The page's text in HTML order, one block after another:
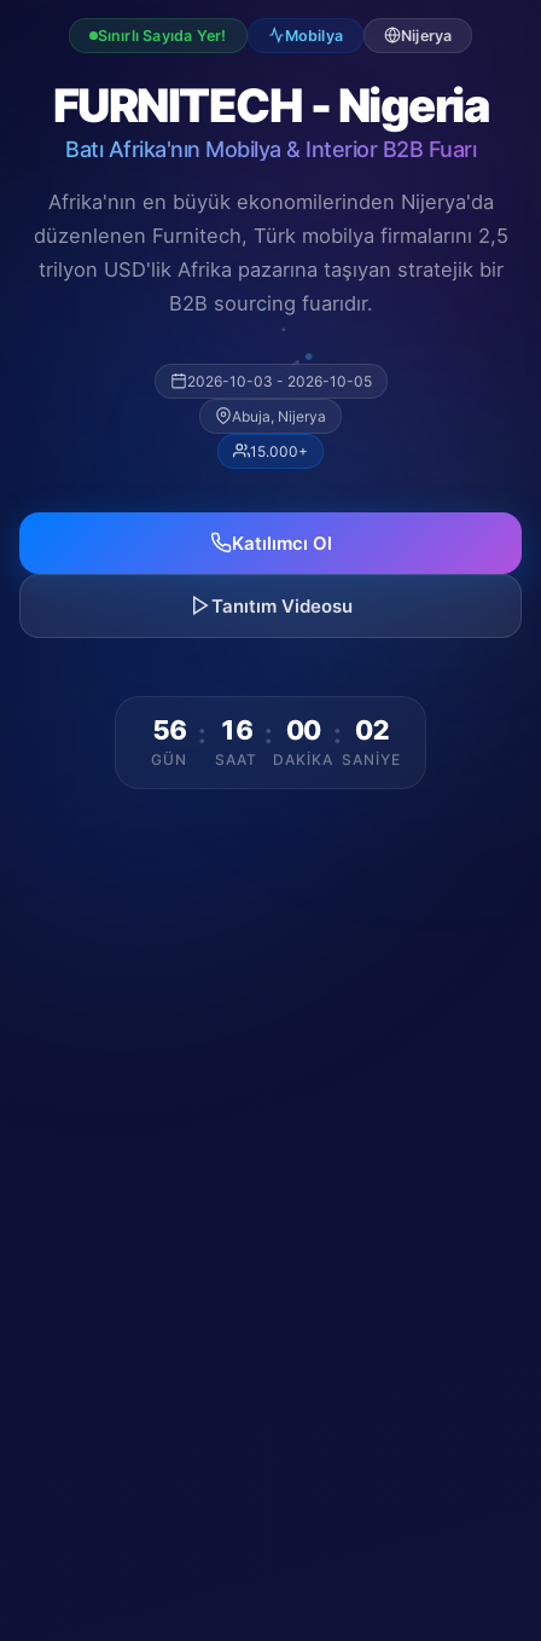
Sınırlı Sayıda Yer! Mobilya Nijerya
FURNITECH - Nigeria
Batı Afrika'nın Mobilya & Interior B2B Fuarı
Afrika'nın en büyük ekonomilerinden Nijerya'da
düzenlenen Furnitech, Türk mobilya firmalarını 2,5
trilyon USD'lik Afrika pazarına taşıyan stratejik bir
B2B sourcing fuarıdır.
2026-10-03 - 2026-10-05
Abuja, Nijerya
15.000+
Katılımcı Ol
Tanıtım Videosu
56
GÜN
: 16
SAAT
: 00
DAKIKA
: 01
SANIYE